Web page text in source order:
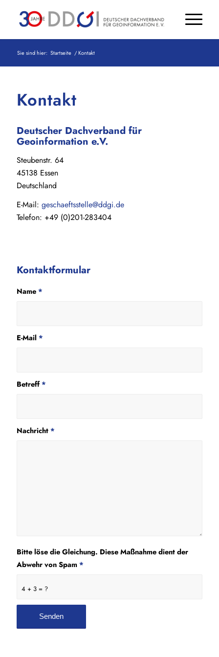
Sie sind hier: Startseite /Kontakt
Kontakt
Deutscher Dachverband für
Geoinformation e.V.
Steubenstr. 64
45138 Essen
Deutschland
E-Mail: geschaeftsstelle@ddgi.de
Telefon: +49 (0)201-283404
Kontaktformular
Name *
E-Mail *
Betreff*
Nachricht *
4 + 3 = ?
Bitte löse die Gleichung. Diese Maßnahme dient der
Abwehr von Spam *